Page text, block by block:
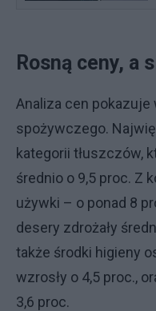
Rosną ceny, a
Analiza cen pokazuje
spożywczego.
kategorii tłuszczów,
średnio o 9,5 proc. Z
używki – o ponad 8
desery zdrożały
także środki higieny
wzrosły o 4,5 proc.,
3,6 proc.